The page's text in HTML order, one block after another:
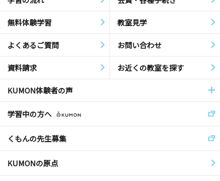
無料体験学習 教室見学
よくあるご質問 お問い合わせ
資料請求 お近くの教室を探す
KUMON体験者の声
学習中の方へ
くもんの先生募集
KUMONの原点